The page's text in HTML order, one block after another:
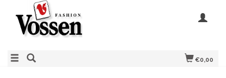
€0,00